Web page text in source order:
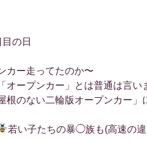
の日
カー走ってたのか〜
オープンカー」とは普通は言い
根のない二輪版オープンカー」
若い子たちの暴◯族も(高速の